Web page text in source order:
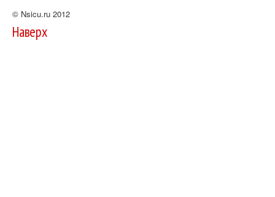
© Nsicu.ru 2012
Наверх